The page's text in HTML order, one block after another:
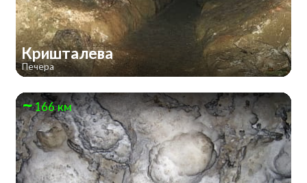
Кришталева
Печера
166 км